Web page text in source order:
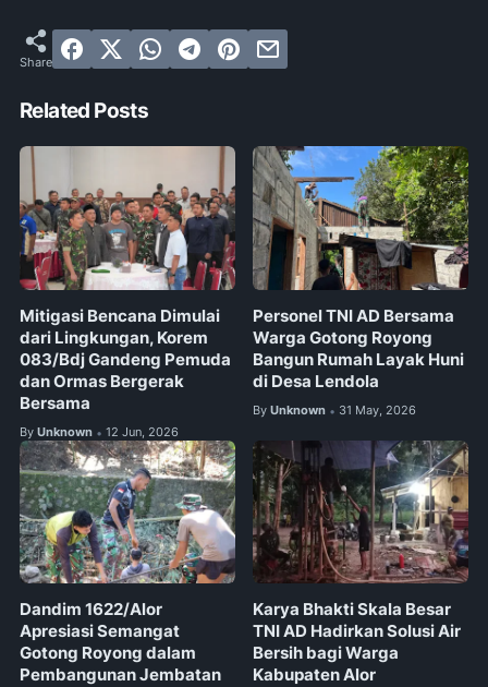
Related Posts
Mitigasi Bencana Dimulai
dari Lingkungan, Korem
083/Bdj Gandeng Pemuda
dan Ormas Bergerak
Bersama
By Unknown • 12 Jun, 2026
Personel TNI AD Bersama
Warga Gotong Royong
Bangun Rumah Layak Huni
di Desa Lendola
By Unknown • 31 May, 2026
Dandim 1622/Alor
Apresiasi Semangat
Gotong Royong dalam
Pembangunan Jembatan
Karya Bhakti Skala Besar
TNI AD Hadirkan Solusi Air
Bersih bagi Warga
Kabupaten Alor